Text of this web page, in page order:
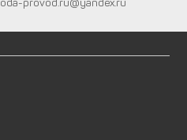
provod.ru@yandex.ru